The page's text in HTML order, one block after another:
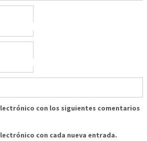
con los siguientes comentarios
con cada nueva entrada.